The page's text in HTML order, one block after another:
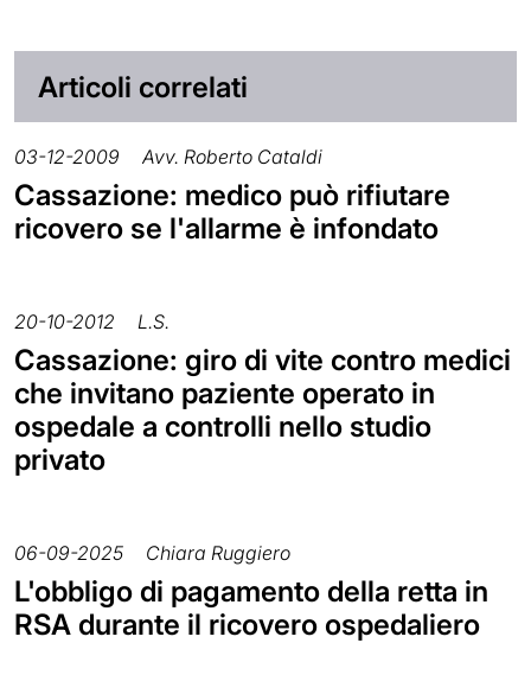
Articoli correlati
03-12-2009 Avv. Roberto Cataldi
Cassazione: medico può rifiutare
ricovero se l'allarme è infondato
20-10-2012 L.S.
Cassazione: giro di vite contro medici
che invitano paziente operato in
ospedale a controlli nello studio
privato
06-09-2025 Chiara Ruggiero
L'obbligo di pagamento della retta in
RSA durante il ricovero ospedaliero